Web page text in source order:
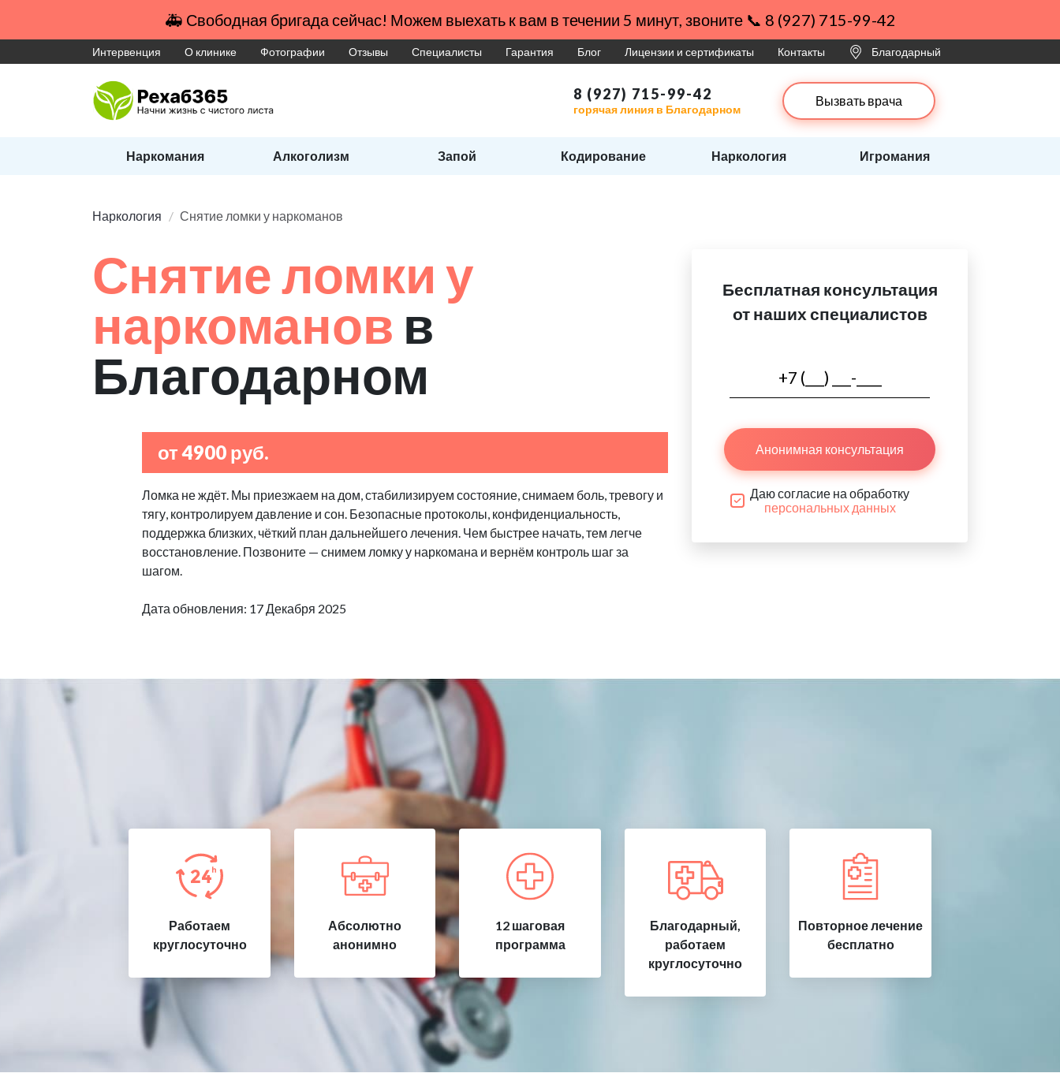
🚑 Свободная бригада сейчас! Можем выехать к вам в течении 5 минут, звоните 📞 8 (927) 715-99-42
Интервенция О клинике Фотографии Отзывы Специалисты Гарантия Блог Лицензии и сертификаты Контакты Благодарный
8 (927) 715-99-42
горячая линия в Благодарном
Вызвать врача
Наркомания Алкоголизм Запой Кодирование Наркология Игромания
Наркология Снятие ломки у наркоманов
Снятие ломки у
наркоманов в
Благодарном
от 4900 руб.
Ломка не ждёт. Мы приезжаем на дом, стабилизируем состояние, снимаем боль, тревогу и
тягу, контролируем давление и сон. Безопасные протоколы, конфиденциальность,
поддержка близких, чёткий план дальнейшего лечения. Чем быстрее начать, тем легче
восстановление. Позвоните — снимем ломку у наркомана и вернём контроль шаг за
шагом.
Дата обновления: 17 Декабря 2025
Бесплатная консультация
от наших специалистов
Анонимная консультация
Даю согласие на обработку
персональных данных
Работаем
круглосуточно
Абсолютно
анонимно
12 шаговая
программа
Благодарный,
работаем
круглосуточно
Повторное лечение
бесплатно